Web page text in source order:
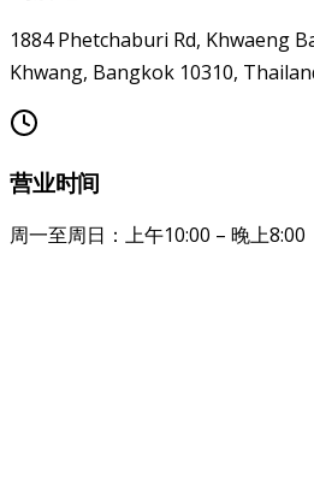
1884 Phetchaburi Rd, Khwaeng
Khwang, Bangkok 10310,
营业时间
周一至周日：上午10:00 – 晚上8:00